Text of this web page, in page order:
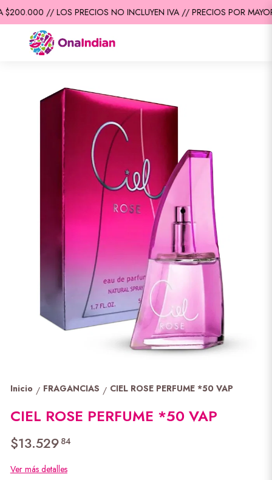
// LOS PRECIOS NO INCLUYEN IVA // PRECIOS POR
Inicio / FRAGANCIAS / CIEL ROSE PERFUME *50 VAP
CIEL ROSE PERFUME *50 VAP
$13.529 84
Ver más detalles